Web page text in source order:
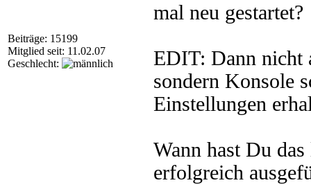
Beiträge: 15199
Mitglied seit: 11.02.07
Geschlecht:
mal neu gestartet?
EDIT: Dann nicht
sondern Konsole
Einstellungen
Wann hast Du
erfolgreich